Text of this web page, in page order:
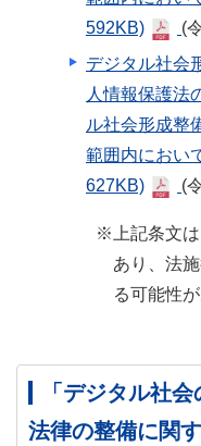
592KB)
(
デジタル社会
人情報保護法
ル社会形成整
範囲内におい
627KB)
(
※上記条文は
あり、法
る可能性
「デジタル社
法律の整備に関